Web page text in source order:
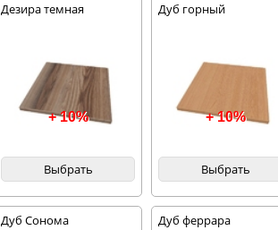
Дезира темная
+ 10%
Выбрать
Дуб горный
+ 10%
Выбрать
Дуб Сонома Дуб феррара